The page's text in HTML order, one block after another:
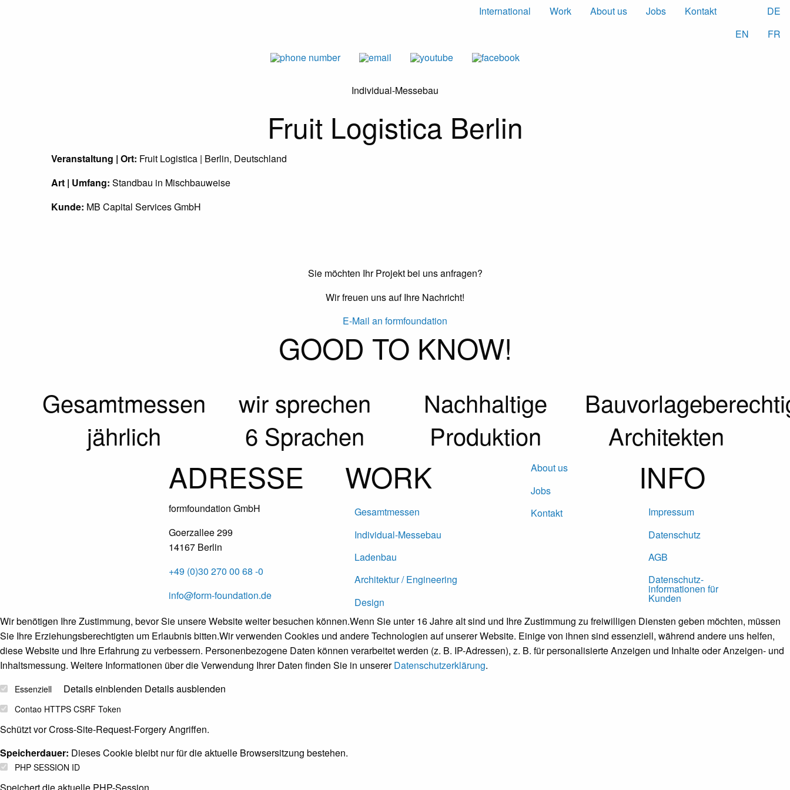
International Work About us Jobs Kontakt
DE
EN
FR
Individual-Messebau
Fruit Logistica Berlin
Veranstaltung | Ort: Fruit Logistica | Berlin, Deutschland
Art | Umfang: Standbau in Mischbauweise
Kunde: MB Capital Services GmbH
Sie möchten Ihr Projekt bei uns anfragen?
Wir freuen uns auf Ihre Nachricht!
E-Mail an formfoundation
GOOD TO KNOW!
Gesamtmessen
jährlich
wir sprechen
6 Sprachen
Nachhaltige
Produktion
Architekten
ADRESSE
formfoundation GmbH
Goerzallee 299
14167 Berlin
+49 (0)30 270 00 68 -0
info@form-foundation.de
WORK
Gesamtmessen
Individual-Messebau
Ladenbau
Architektur / Engineering
Design
About us
Jobs
Kontakt
INFO
Impressum
Datenschutz
AGB
Datenschutz­
informationen für
Kunden
Wir benötigen Ihre Zustimmung, bevor Sie unsere Website weiter besuchen können.Wenn Sie unter 16 Jahre alt sind und Ihre Zustimmung zu freiwilligen Diensten geben möchten, müssen
Sie Ihre Erziehungsberechtigten um Erlaubnis bitten.Wir verwenden Cookies und andere Technologien auf unserer Website. Einige von ihnen sind essenziell, während andere uns helfen,
diese Website und Ihre Erfahrung zu verbessern. Personenbezogene Daten können verarbeitet werden (z. B. IP-Adressen), z. B. für personalisierte Anzeigen und Inhalte oder Anzeigen- und
Inhaltsmessung. Weitere Informationen über die Verwendung Ihrer Daten finden Sie in unsererDatenschutzerklärung.
Essenziell Details einblenden Details ausblenden
Contao HTTPS CSRF Token
Schützt vor Cross-Site-Request-Forgery Angriffen.
Speicherdauer: Dieses Cookie bleibt nur für die aktuelle Browsersitzung bestehen.
PHP SESSION ID
Speichert die aktuelle PHP-Session.